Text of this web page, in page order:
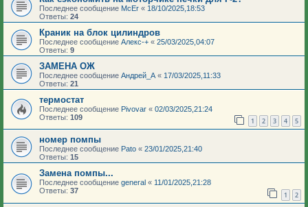
Последнее сообщение McEr « 18/10/2025,18:53
Ответы: 24
Краник на блок цилиндров
Последнее сообщение Алекс-+ « 25/03/2025,04:07
Ответы: 9
ЗАМЕНА ОЖ
Последнее сообщение Андрей_А « 17/03/2025,11:33
Ответы: 21
термостат
Последнее сообщение Pivovar « 02/03/2025,21:24
Ответы: 109 1 2 3 4 5
номер помпы
Последнее сообщение Pato « 23/01/2025,21:40
Ответы: 15
Замена помпы...
Последнее сообщение general « 11/01/2025,21:28
Ответы: 37 1 2